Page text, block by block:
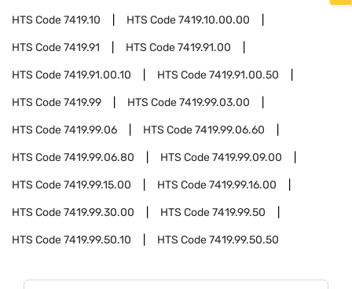
HTS Code7419.10 HTS Code7419.10.00.00
HTS Code7419.91 HTS Code7419.91.00
HTS Code7419.91.00.10 HTS Code7419.91.00.50
HTS Code7419.99 HTS Code7419.99.03.00
HTS Code7419.99.06 HTS Code7419.99.06.60
HTS Code7419.99.06.80 HTS Code7419.99.09.00
HTS Code7419.99.15.00 HTS Code7419.99.16.00
HTS Code7419.99.30.00 HTS Code7419.99.50
HTS Code7419.99.50.10 HTS Code7419.99.50.50